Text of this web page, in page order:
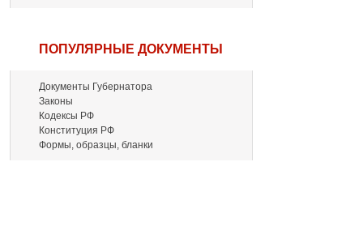
ПОПУЛЯРНЫЕ ДОКУМЕНТЫ
Документы Губернатора
Законы
Кодексы РФ
Конституция РФ
Формы, образцы, бланки